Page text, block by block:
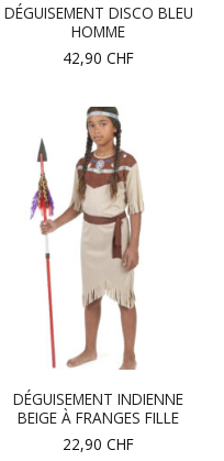
DÉGUISEMENT DISCO BLEU
HOMME
42,90 CHF
DÉGUISEMENT INDIENNE
BEIGE À FRANGES FILLE
22,90 CHF